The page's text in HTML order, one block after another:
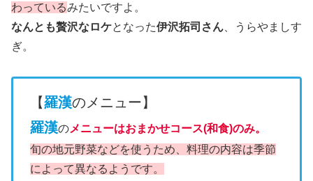
わっているみたいですよ。
なんとも贅沢なロケとなった伊沢拓司さん 、うらやましす
ぎ。
【羅漢のメニュー】
羅漢のメニューはおまかせコース(和食)のみ。
旬の地元野菜などを使うため、料理の内容は季節
によって異なるようです。